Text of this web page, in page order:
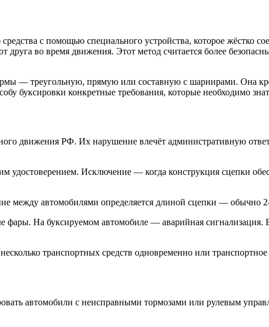
с помощью специального устройства, которое жёстко
друга во время движения. Этот метод считается более
— треугольную, прямую или составную с шарнирами. Она
буксировки конкретные требования, которые необходимо
движения РФ. Их нарушение влечёт административную
удостоверением. Исключение — когда конструкция сцепки
между автомобилями определяется длиной сцепки — обычно
На буксируемом автомобиле — аварийная сигнализация.
транспортных средств одновременно или
автомобили с неисправными тормозами или рулевым